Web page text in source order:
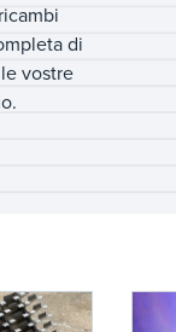
di
vostre